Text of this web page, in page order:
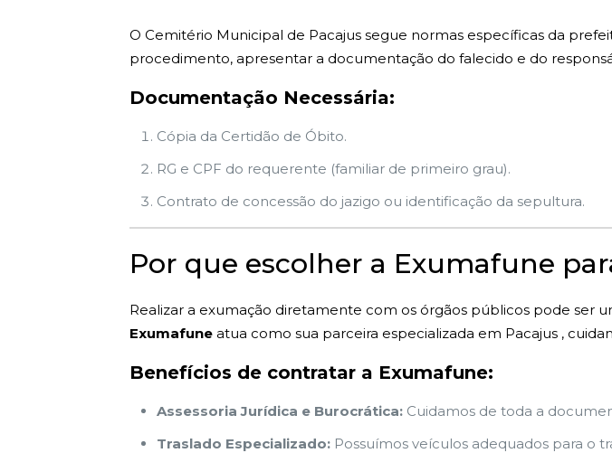
O Cemitério Municipal de Pacajus segue normas específicas da
procedimento, apresentar a documentação do falecido e do
Documentação Necessária:
Cópia da Certidão de Óbito.
RG e CPF do requerente (familiar de primeiro grau).
Contrato de concessão do jazigo ou identificação da sepultura.
Por que escolher a Exumafune
Realizar a exumação diretamente com os órgãos públicos pode ser
Exumafuneatua como sua parceira especializada em Pacajus ,
Benefícios de contratar a Exumafune:
Assessoria Jurídica e Burocrática:Cuidamos de toda a
Traslado Especializado:Possuímos veículos adequados para o